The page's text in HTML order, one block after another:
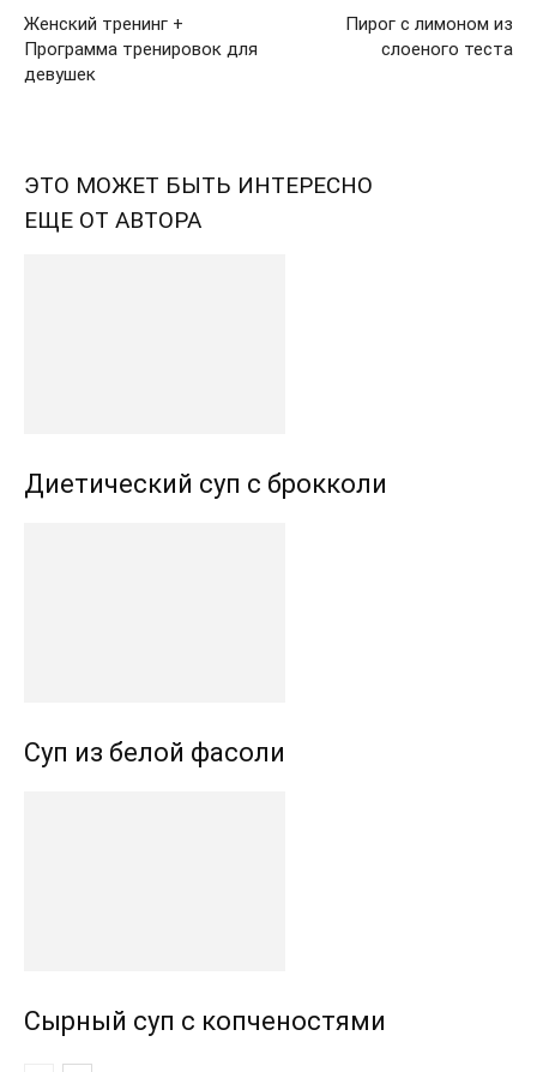
Женский тренинг +
Программа тренировок для
девушек
Пирог с лимоном из
слоеного теста
ЭТО МОЖЕТ БЫТЬ ИНТЕРЕСНО
ЕЩЕ ОТ АВТОРА
Диетический суп с брокколи
Суп из белой фасоли
Сырный суп с копченостями